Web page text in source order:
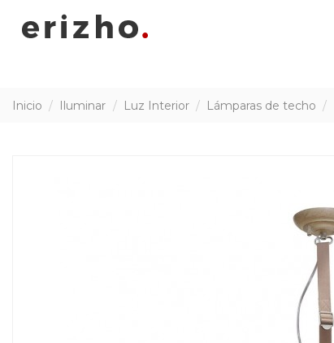
Inicio Iluminar Luz Interior Lámparas de techo